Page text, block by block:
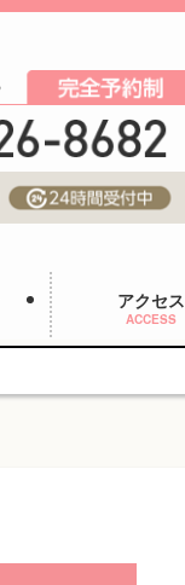
アクセス
ACCESS